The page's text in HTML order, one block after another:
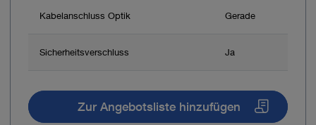
Kabelanschluss Optik Gerade
Sicherheitsverschluss Ja
Zur Angebotsliste hinzufügen